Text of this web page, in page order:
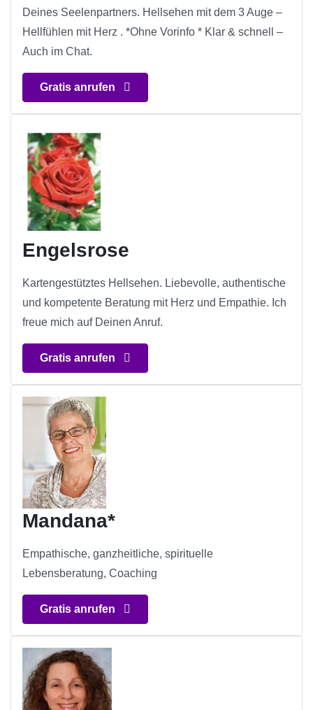
Deines Seelenpartners. Hellsehen mit dem 3 Auge –
Hellfühlen mit Herz . *Ohne Vorinfo * Klar & schnell –
Auch im Chat.
Gratis anrufen
Engelsrose
Kartengestütztes Hellsehen. Liebevolle, authentische
und kompetente Beratung mit Herz und Empathie. Ich
freue mich auf Deinen Anruf.
Gratis anrufen
Mandana*
Empathische, ganzheitliche, spirituelle
Lebensberatung, Coaching
Gratis anrufen